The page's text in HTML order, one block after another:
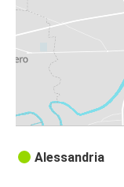
Alessandria